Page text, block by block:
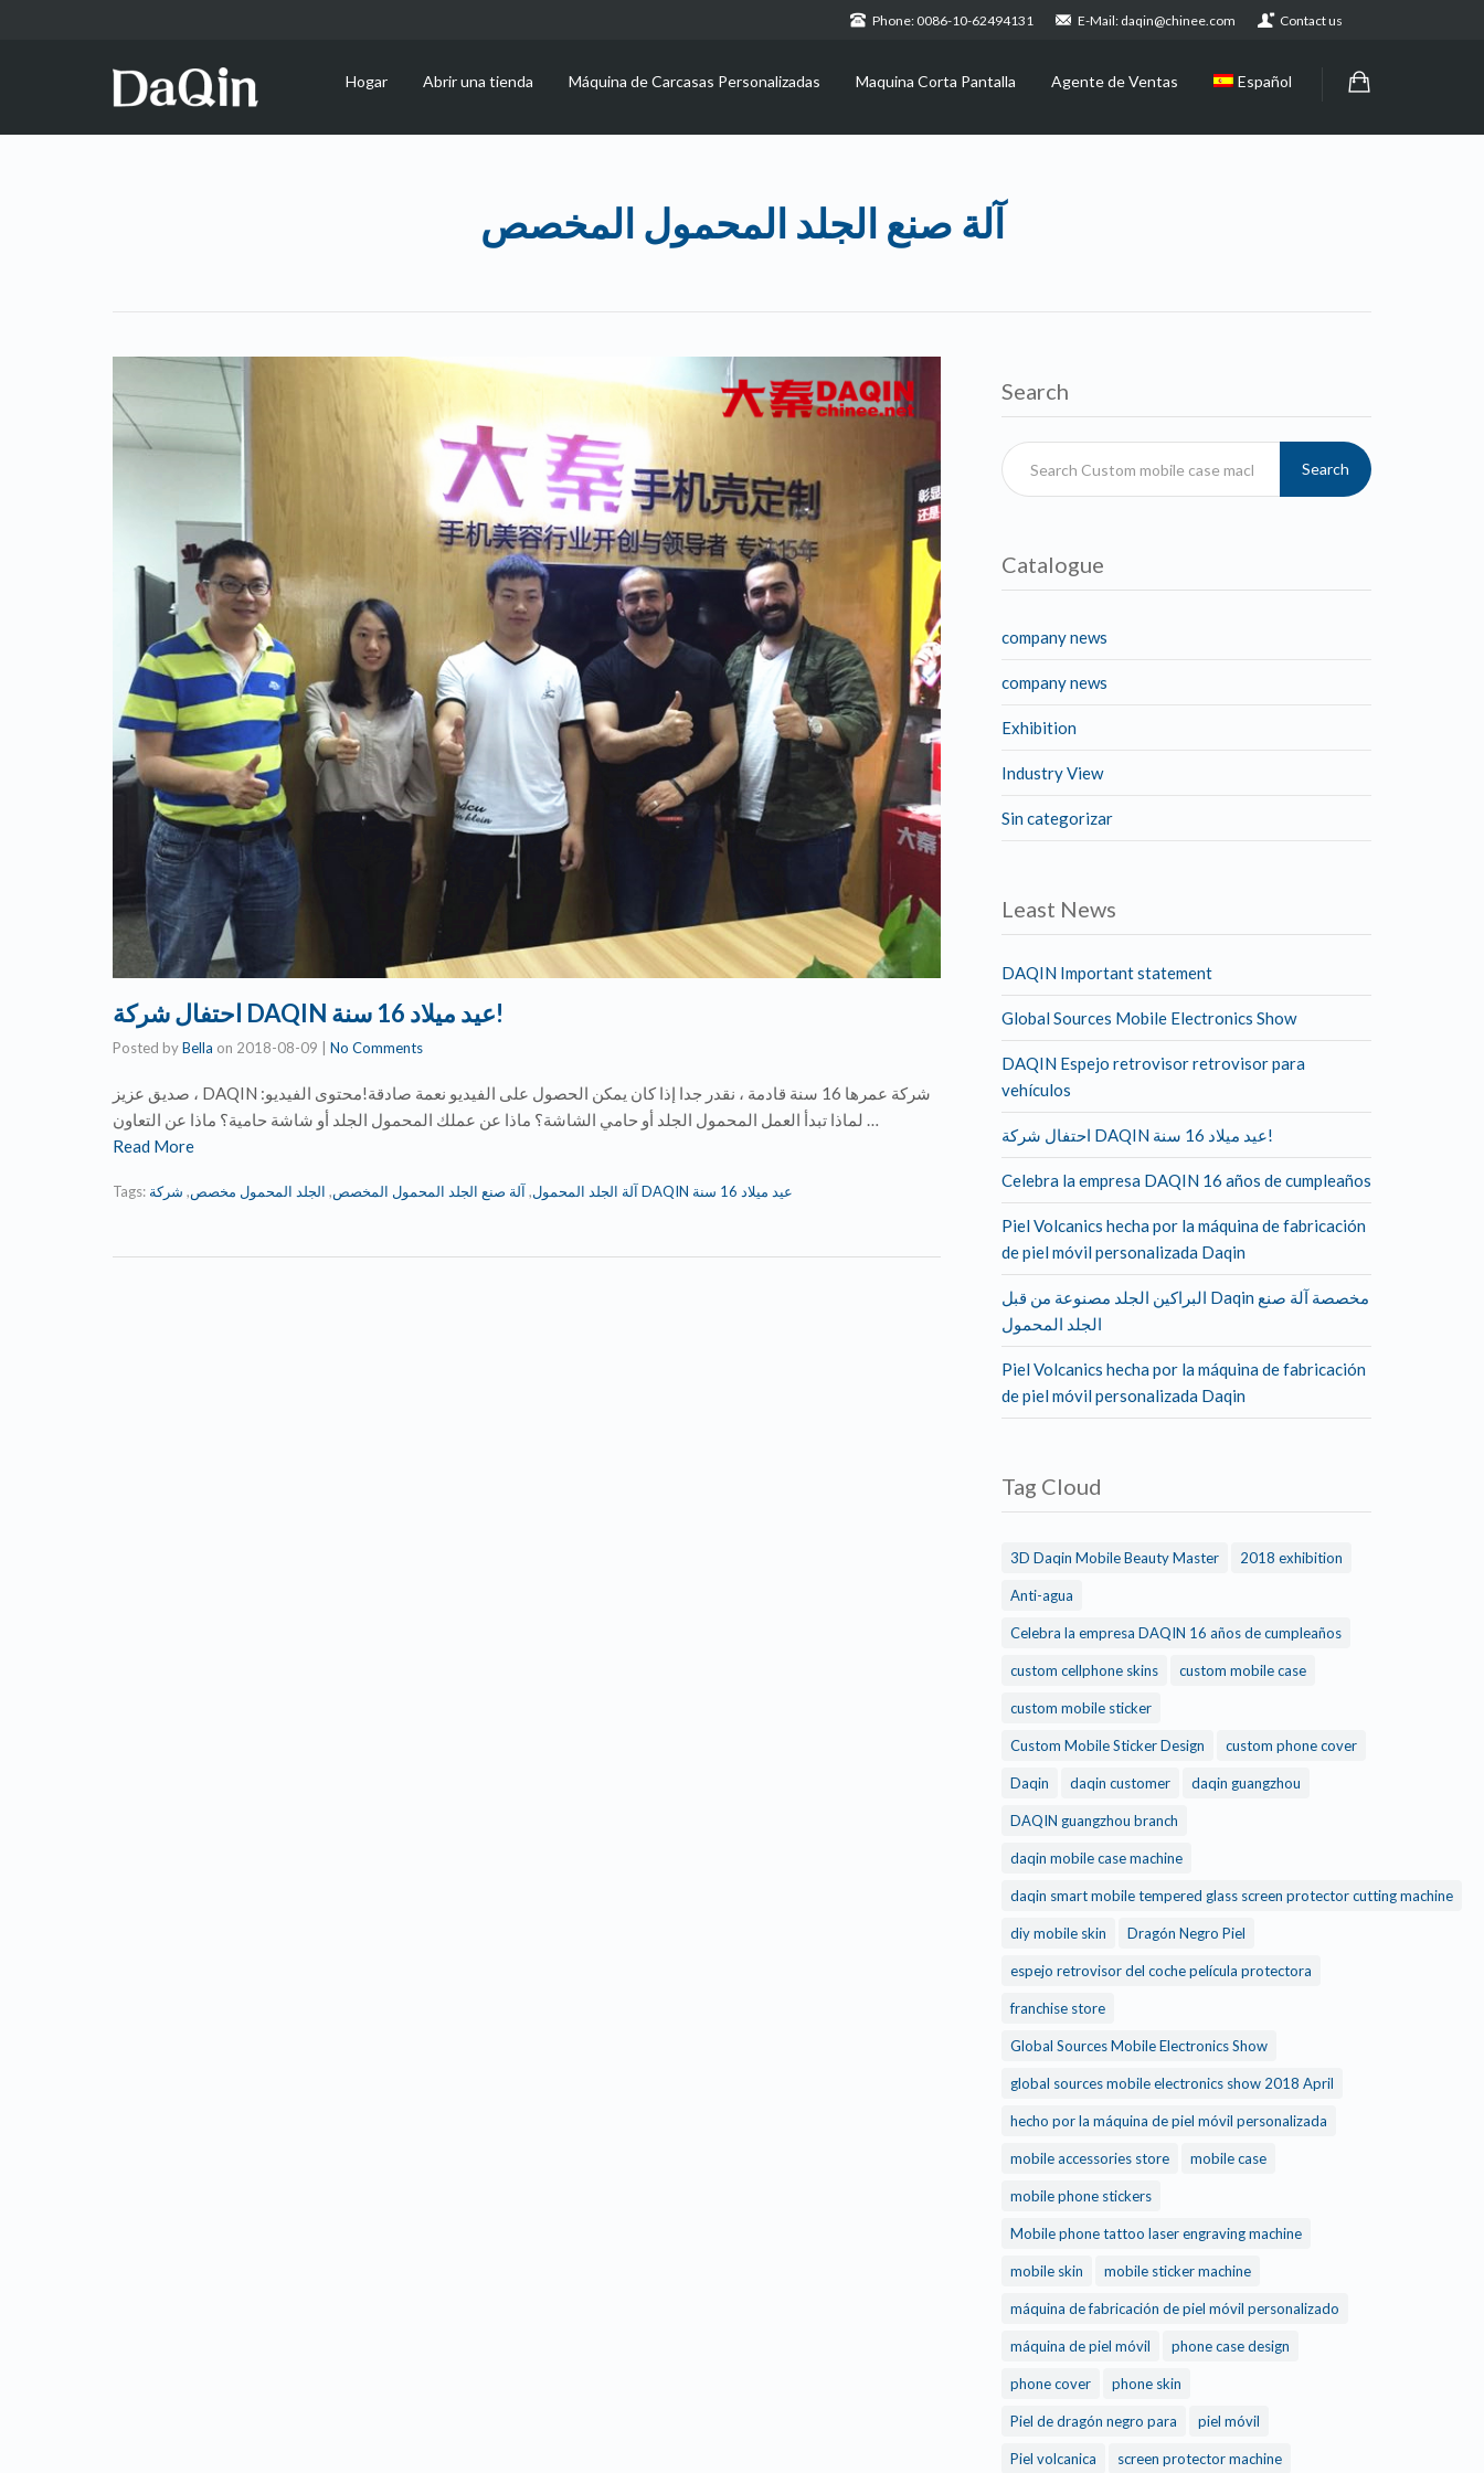
Phone: 0086-10-62494131 E-Mail: daqin@chinee.com Contact us
Hogar Abrir una tienda Máquina de Carcasas Personalizadas Maquina Corta Pantalla Agente de Ventas Español
آلة صنع الجلد المحمول المخصص
احتفال شركة DAQIN عيد ميلاد 16 سنة!
Posted byBella on 2018-08-09 | No Comments
صديق عزيز ، DAQIN شركة عمرها 16 سنة قادمة ، نقدر جدا إذا كان يمكن الحصول على الفيديو نعمة صادقة!محتوى الفيديو:
Read More
Tags: آلة الجلد المحمول,آلة صنع الجلد المحمول المخصص, الجلد المحمول مخصص, شركة DAQIN عيد ميلاد 16 سنة
Search
Search
Catalogue
company news
company news
Exhibition
Industry View
Sin categorizar
Least News
DAQIN Important statement
Global Sources Mobile Electronics Show
DAQIN Espejo retrovisor retrovisor para
vehículos
احتفال شركة DAQIN عيد ميلاد 16 سنة!
Celebra la empresa DAQIN 16 años de cumpleaños
Piel Volcanics hecha por la máquina de fabricación
de piel móvil personalizada Daqin
البراكين الجلد مصنوعة من قبل Daqin مخصصة آلة صنع
الجلد المحمول
Piel Volcanics hecha por la máquina de fabricación
de piel móvil personalizada Daqin
Tag Cloud
3D Daqin Mobile Beauty Master 2018 exhibition
Anti-agua
Celebra la empresa DAQIN 16 años de cumpleaños
custom cellphone skins custom mobile case
custom mobile sticker
Custom Mobile Sticker Design custom phone cover
Daqin daqin customer daqin guangzhou
DAQIN guangzhou branch
daqin mobile case machine
daqin smart mobile tempered glass screen protector cutting machine
diy mobile skin Dragón Negro Piel
espejo retrovisor del coche película protectora
franchise store
Global Sources Mobile Electronics Show
global sources mobile electronics show 2018 April
hecho por la máquina de piel móvil personalizada
mobile accessories store mobile case
mobile phone stickers
Mobile phone tattoo laser engraving machine
mobile skin mobile sticker machine
máquina de fabricación de piel móvil personalizado
máquina de piel móvil phone case design
phone cover phone skin
Piel de dragón negro para piel móvil
Piel volcanica screen protector machine